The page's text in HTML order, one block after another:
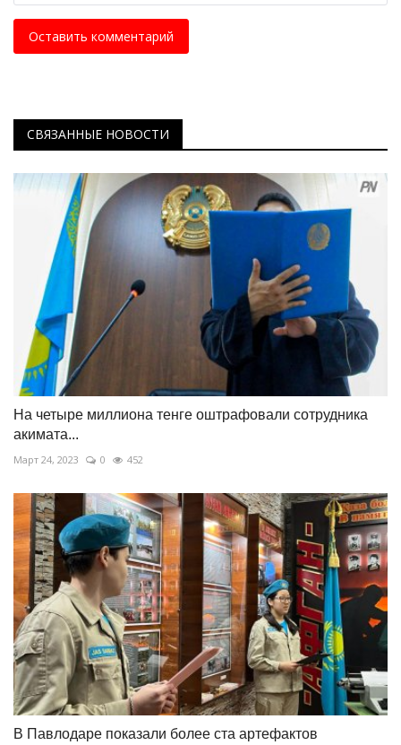
Оставить комментарий
СВЯЗАННЫЕ НОВОСТИ
На четыре миллиона тенге оштрафовали сотрудника
акимата...
Март 24, 2023 0 452
В Павлодаре показали более ста артефактов